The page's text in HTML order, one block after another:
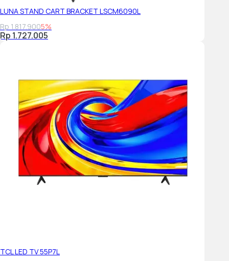
LUNA STAND CART BRACKET LSCM6090L
Rp 1.817.9005%
Rp 1.727.005
TCL LED TV 55P7L